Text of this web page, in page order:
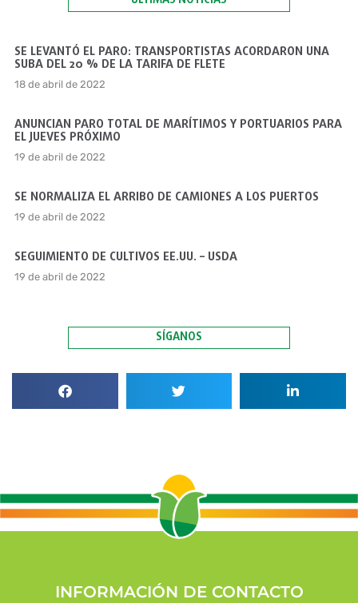
SE LEVANTÓ EL PARO: TRANSPORTISTAS ACORDARON UNA
SUBA DEL 20 % DE LA TARIFA DE FLETE
18 de abril de 2022
ANUNCIAN PARO TOTAL DE MARÍTIMOS Y PORTUARIOS PARA
EL JUEVES PRÓXIMO
19 de abril de 2022
SE NORMALIZA EL ARRIBO DE CAMIONES A LOS PUERTOS
19 de abril de 2022
SEGUIMIENTO DE CULTIVOS EE.UU. – USDA
19 de abril de 2022
SÍGANOS
INFORMACIÓN DE CONTACTO